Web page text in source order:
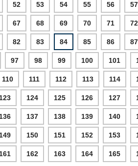
52 53 54 55 56 57
67 68 69 70 71 72
82 83 84 85 86 87
97 98 99 100 101
110 111 112 113 114
123 124 125 126 127
136 137 138 139 140
149 150 151 152 153
161 162 163 164 165